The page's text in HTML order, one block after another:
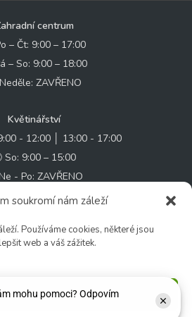
soukromí nám záleží
Používáme cookies, některé jsou
web a váš zážitek.
Příjmout
centrum
– Čt: 9:00 – 17:00
– So: 9:00 – 18:00
ZAVŘENO
Květinářství
- 12:00 │ 13:00 - 17:00
So: 9:00 – 15:00
- Po: ZAVŘENO